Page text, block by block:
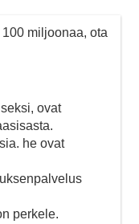
miljoonaa, ota
ovat
he ovat
perkele.